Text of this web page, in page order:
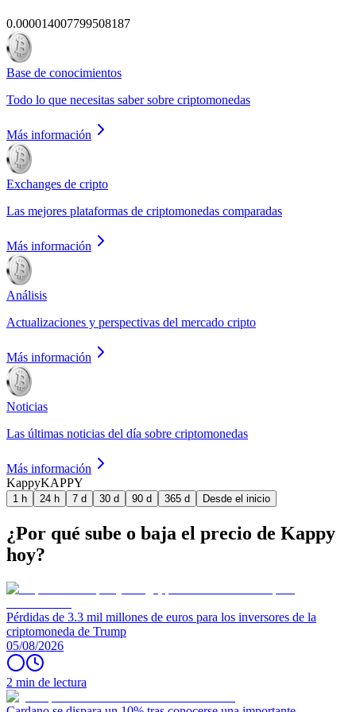
0.000014007799508187
Base de conocimientos
Todo lo que necesitas saber sobre criptomonedas
Más información
Exchanges de cripto
Las mejores plataformas de criptomonedas comparadas
Más información
Análisis
Actualizaciones y perspectivas del mercado cripto
Más información
Noticias
Las últimas noticias del día sobre criptomonedas
Más información
KappyKAPPY
1 h 24 h 7 d 30 d 90 d 365 d Desde el inicio
¿Por qué sube o baja el precio de Kappy
hoy?
Pérdidas de 3.3 mil millones de euros para los inversores de la
criptomoneda de Trump
05/08/2026
2 min de lectura